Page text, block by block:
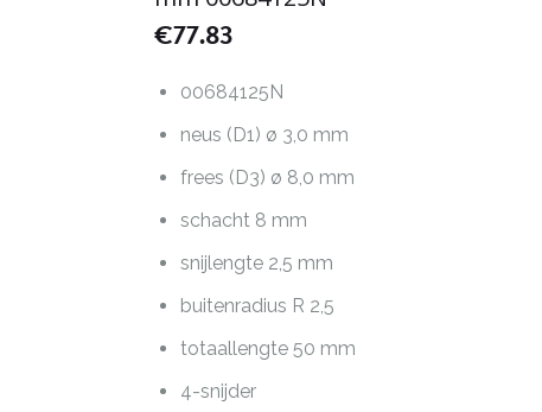
€77.83
00684125N
neus (D1) ø 3,0 mm
frees (D3) ø 8,0 mm
schacht 8 mm
snijlengte 2,5 mm
buitenradius R 2,5
totaallengte 50 mm
4-snijder